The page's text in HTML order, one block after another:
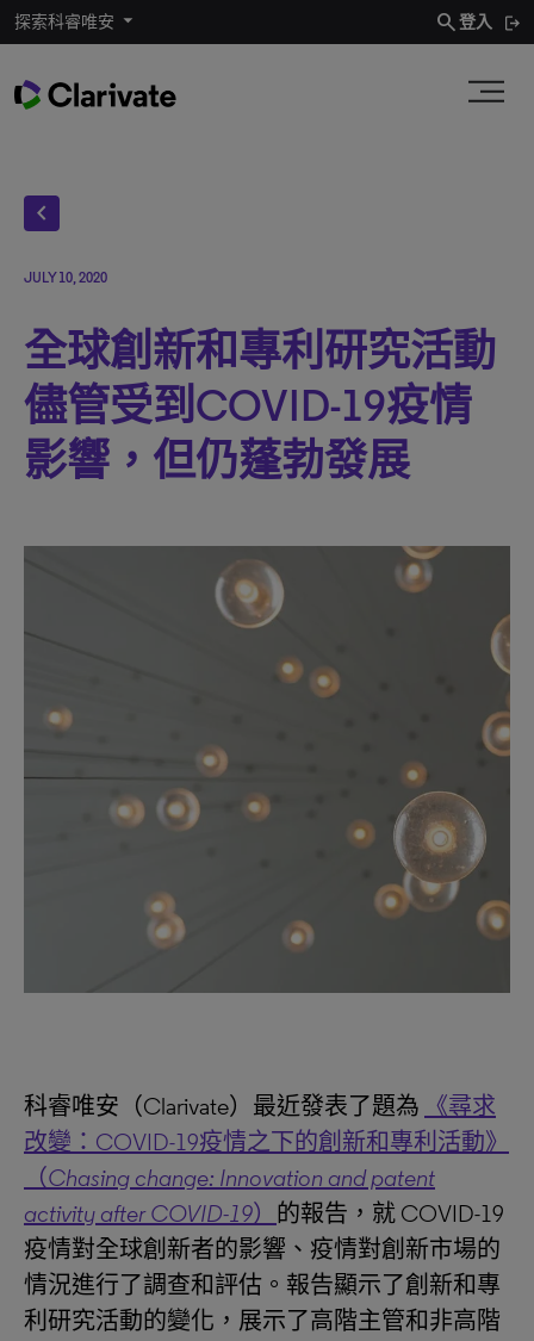
探索科睿唯安 search登入
chevron_left
JULY 10, 2020
全球創新和專利研究活動
儘管受到COVID-19疫情
影響，但仍蓬勃發展
科睿唯安（Clarivate）最近發表了題為
《尋求
改變：COVID-19疫情之下的創新和專利活動》
（Chasing change: Innovation and patent
activity after COVID-19） 的報告，就 COVID-19
疫情對全球創新者的影響、疫情對創新市場的
情況進行了調查和評估。報告顯示了創新和專
利研究活動的變化，展示了高階主管和非高階